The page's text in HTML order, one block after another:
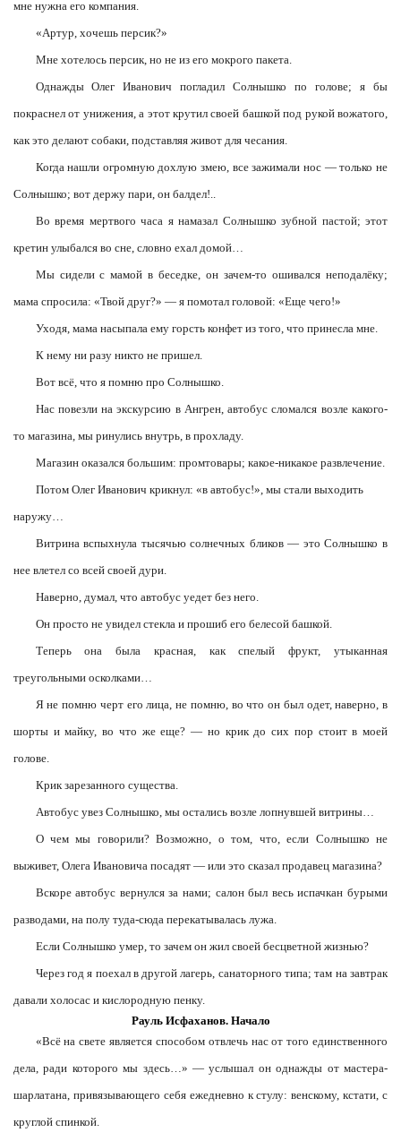
мне нужна его компания.
«Артур, хочешь персик?»
Мне хотелось персик, но не из его мокрого пакета.
Однажды Олег Иванович погладил Солнышко по голове; я бы
покраснел от унижения, а этот крутил своей башкой под рукой вожатого,
как это делают собаки, подставляя живот для чесания.
Когда нашли огромную дохлую змею, все зажимали нос — только не
Солнышко; вот держу пари, он балдел!..
Во время мертвого часа я намазал Солнышко зубной пастой; этот
кретин улыбался во сне, словно ехал домой…
Мы сидели с мамой в беседке, он зачем-то ошивался неподалёку;
мама спросила: «Твой друг?» — я помотал головой: «Еще чего!»
Уходя, мама насыпала ему горсть конфет из того, что принесла мне.
К нему ни разу никто не пришел.
Вот всё, что я помню про Солнышко.
Нас повезли на экскурсию в Ангрен, автобус сломался возле какого-
то магазина, мы ринулись внутрь, в прохладу.
Магазин оказался большим: промтовары; какое-никакое развлечение.
Потом Олег Иванович крикнул: «в автобус!», мы стали выходить
наружу…
Витрина вспыхнула тысячью солнечных бликов — это Солнышко в
нее влетел со всей своей дури.
Наверно, думал, что автобус уедет без него.
Он просто не увидел стекла и прошиб его белесой башкой.
Теперь она была красная, как спелый фрукт, утыканная
треугольными осколками…
Я не помню черт его лица, не помню, во что он был одет, наверно, в
шорты и майку, во что же еще? — но крик до сих пор стоит в моей
голове.
Крик зарезанного существа.
Автобус увез Солнышко, мы остались возле лопнувшей витрины…
О чем мы говорили? Возможно, о том, что, если Солнышко не
выживет, Олега Ивановича посадят — или это сказал продавец магазина?
Вскоре автобус вернулся за нами; салон был весь испачкан бурыми
разводами, на полу туда-сюда перекатывалась лужа.
Если Солнышко умер, то зачем он жил своей бесцветной жизнью?
Через год я поехал в другой лагерь, санаторного типа; там на завтрак
давали холосас и кислородную пенку.
Рауль Исфаханов. Начало
«Всё на свете является способом отвлечь нас от того единственного
дела, ради которого мы здесь…» — услышал он однажды от мастера-
шарлатана, привязывающего себя ежедневно к стулу: венскому, кстати, с
круглой спинкой.